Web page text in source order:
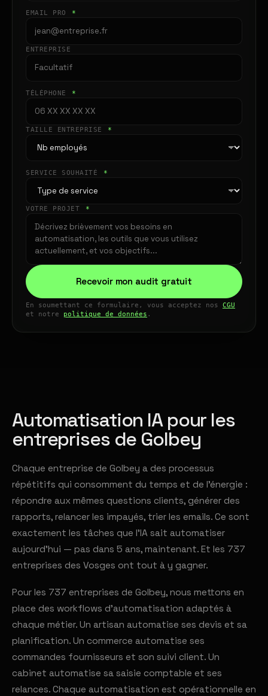
EMAIL PRO *
ENTREPRISE
TÉLÉPHONE *
TAILLE ENTREPRISE *
SERVICE SOUHAITÉ *
VOTRE PROJET *
Recevoir mon audit gratuit
En soumettant ce formulaire, vous acceptez nos CGU
et notre politique de données .
Automatisation IA pour les
entreprises de Golbey
Chaque entreprise de Golbey a des processus
répétitifs qui consomment du temps et de l'énergie :
répondre aux mêmes questions clients, générer des
rapports, relancer les impayés, trier les emails. Ce sont
exactement les tâches que l'IA sait automatiser
aujourd'hui — pas dans 5 ans, maintenant. Et les 737
entreprises des Vosges ont tout à y gagner.
Pour les 737 entreprises de Golbey, nous mettons en
place des workflows d'automatisation adaptés à
chaque métier. Un artisan automatise ses devis et sa
planification. Un commerce automatise ses
commandes fournisseurs et son suivi client. Un
cabinet automatise sa saisie comptable et ses
relances. Chaque automatisation est opérationnelle en